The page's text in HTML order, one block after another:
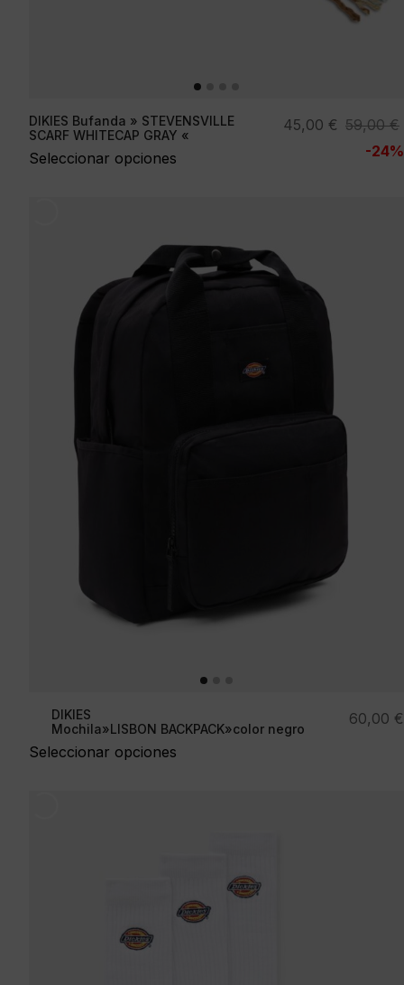
DIKIES Bufanda » STEVENSVILLE
SCARF WHITECAP GRAY «
Seleccionar opciones
59,00€
El
45,00 €
El
-24%
DIKIES
Mochila»LISBON BACKPACK»color negro
Seleccionar opciones
60,00 €